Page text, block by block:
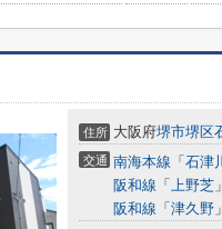
住所 大阪府堺市堺区
交通 南海本線 「 石津川
阪和線 「 上野芝
阪和線 「 津久野